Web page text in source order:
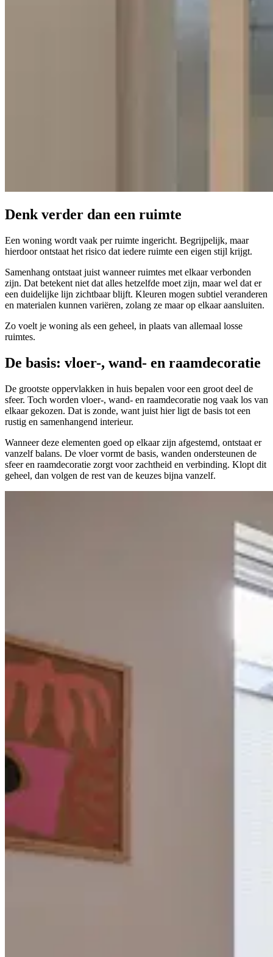
Denk verder dan een ruimte
Een woning wordt vaak per ruimte ingericht. Begrijpelijk, maar
hierdoor ontstaat het risico dat iedere ruimte een eigen stijl krijgt.
Samenhang ontstaat juist wanneer ruimtes met elkaar verbonden
zijn. Dat betekent niet dat alles hetzelfde moet zijn, maar wel dat er
een duidelijke lijn zichtbaar blijft. Kleuren mogen subtiel veranderen
en materialen kunnen variëren, zolang ze maar op elkaar aansluiten.
Zo voelt je woning als een geheel, in plaats van allemaal losse
ruimtes.
De basis: vloer-, wand- en raamdecoratie
De grootste oppervlakken in huis bepalen voor een groot deel de
sfeer. Toch worden vloer-, wand- en raamdecoratie nog vaak los van
elkaar gekozen. Dat is zonde, want juist hier ligt de basis tot een
rustig en samenhangend interieur.
Wanneer deze elementen goed op elkaar zijn afgestemd, ontstaat er
vanzelf balans. De vloer vormt de basis, wanden ondersteunen de
sfeer en raamdecoratie zorgt voor zachtheid en verbinding. Klopt dit
geheel, dan volgen de rest van de keuzes bijna vanzelf.